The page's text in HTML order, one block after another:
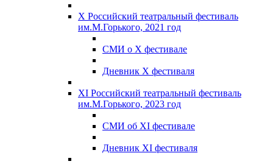
X Российский театральный фестиваль
им.М.Горького, 2021 год
СМИ о X фестивале
Дневник X фестиваля
XI Российский театральный фестиваль
им.М.Горького, 2023 год
СМИ об XI фестивале
Дневник XI фестиваля